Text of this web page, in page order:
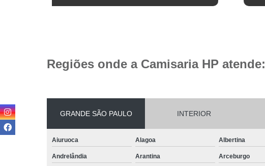
Regiões onde a Camisaria HP atende:
GRANDE SÃO PAULO INTERIOR
Aiuruoca Alagoa Albertina
Andrelândia Arantina Arceburgo